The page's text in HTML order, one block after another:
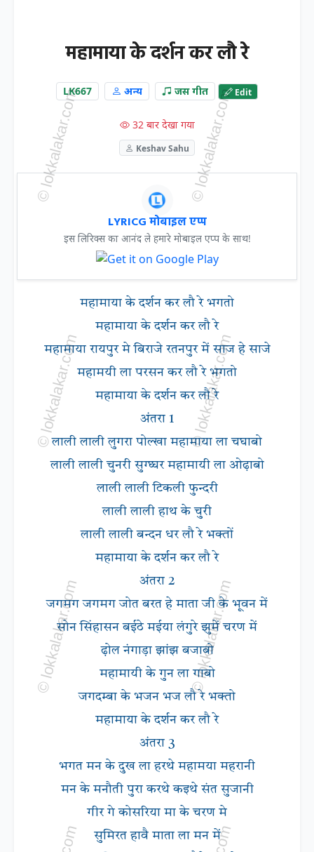
महामाया के दर्शन कर लौ रे
LK667 अन्य जस गीत Edit
32 बार देखा गया
Keshav Sahu
LYRICG मोबाइल एप्प
इस लिरिक्स का आनंद ले हमारे मोबाइल एप्प के साथ!
महामाया के दर्शन कर लौ रे भगतो
महामाया के दर्शन कर लौ रे
महामाया रायपुर मे बिराजे रतनपुर में साज हे साजे
महामयी ला परसन कर लौ रे भगतो
महामाया के दर्शन कर लौ रे
अंतरा 1
लाली लाली लुगरा पोल्खा महामाया ला चघाबो
लाली लाली चुनरी सुग्घ्घर महामायी ला ओढ़ाबो
लाली लाली टिकली फुन्दरी
लाली लाली हाथ के चुरी
लाली लाली बन्दन धर लौ रे भक्तों
महामाया के दर्शन कर लौ रे
अंतरा 2
जगमग जगमग जोत बरत हे माता जी के भूवन में
सोन सिंहासन बईठे मईया लंगुरे झुमें चरण में
ढ़ोल नंगाड़ा झांझ बजाबो
महामायी के गुन ला गाबो
जगदम्बा के भजन भज लौ रे भक्तो
महामाया के दर्शन कर लौ रे
अंतरा 3
भगत मन के दुख ला हरथे महामया महरानी
मन के मनौती पुरा करथे कइथे संत सुजानी
गीर गे कोसरिया मा के चरण मे
सुमिरत हावै माता ला मन में